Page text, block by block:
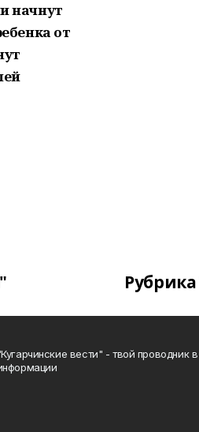
начнут
от
вести" - твой проводник